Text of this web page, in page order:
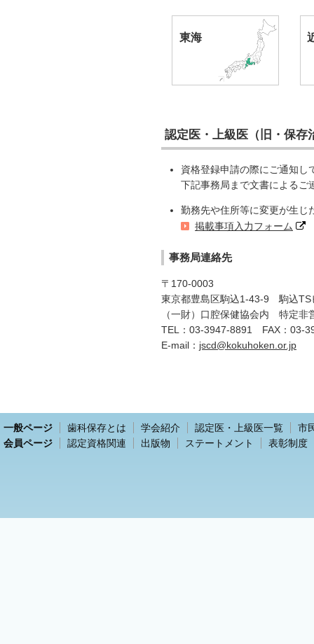
東海
認定医・上級医（旧・保存
資格登録申請の際にご通知し
下記事務局まで文書によるご
勤務先や住所等に変更が生じ
掲載事項入力フォーム
事務局連絡先
〒170-0003
東京都豊島区駒込1-43-9 駒込TS
（一財）口腔保健協会内 特定非
TEL：03-3947-8891 FAX：03-
E-mail： jscd@kokuhoken.or.jp
一般ページ 歯科保存とは 学会紹介 認定医・上級医一覧
市
会員ページ
認定資格関連 出版物 ステートメント 表彰制度